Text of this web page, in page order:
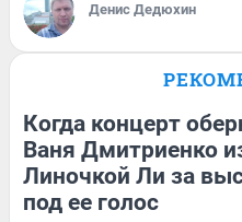
Денис Дедюхин
Когда концерт
Ваня Дмитриенко
Линочкой Ли за
под ее голос